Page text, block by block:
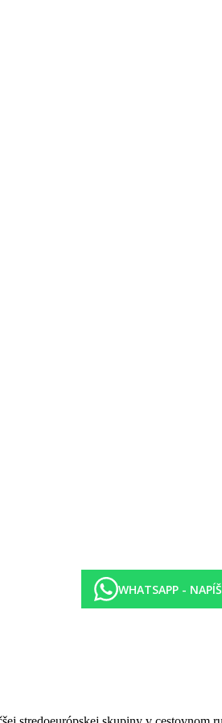
vybavenie)
reštaurácie) + hlavný chod (na
hotela. Taxa nie je zahrnutá v cene
či protiepidemických opatrení v
WHATSAPP -